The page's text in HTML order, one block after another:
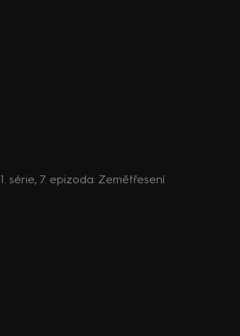
1. série, 7. epizoda: Zemětřesení